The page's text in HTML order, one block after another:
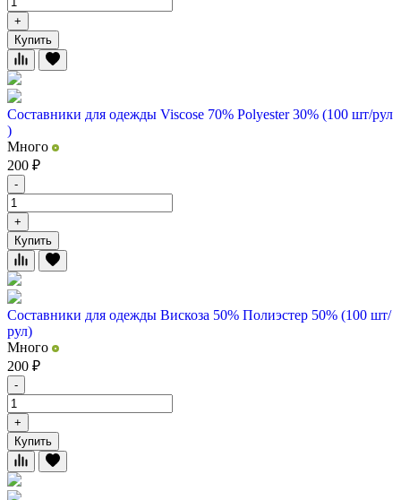
+
Купить
Составники для одежды Viscose 70% Polyester 30% (100 шт/рул
)
Много
200 ₽
-
+
Купить
Составники для одежды Вискоза 50% Полиэстер 50% (100 шт/
рул)
Много
200 ₽
-
+
Купить